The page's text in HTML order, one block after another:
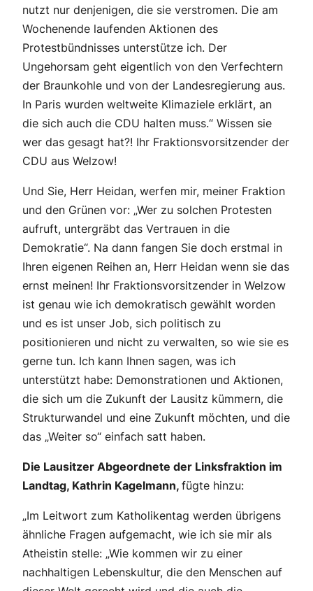
nutzt nur denjenigen, die sie verstromen. Die am
Wochenende laufenden Aktionen des
Protestbündnisses unterstütze ich. Der
Ungehorsam geht eigentlich von den Verfechtern
der Braunkohle und von der Landesregierung aus.
In Paris wurden weltweite Klimaziele erklärt, an
die sich auch die CDU halten muss.“ Wissen sie
wer das gesagt hat?! Ihr Fraktionsvorsitzender der
CDU aus Welzow!
Und Sie, Herr Heidan, werfen mir, meiner Fraktion
und den Grünen vor: „Wer zu solchen Protesten
aufruft, untergräbt das Vertrauen in die
Demokratie“. Na dann fangen Sie doch erstmal in
Ihren eigenen Reihen an, Herr Heidan wenn sie das
ernst meinen! Ihr Fraktionsvorsitzender in Welzow
ist genau wie ich demokratisch gewählt worden
und es ist unser Job, sich politisch zu
positionieren und nicht zu verwalten, so wie sie es
gerne tun. Ich kann Ihnen sagen, was ich
unterstützt habe: Demonstrationen und Aktionen,
die sich um die Zukunft der Lausitz kümmern, die
Strukturwandel und eine Zukunft möchten, und die
das „Weiter so“ einfach satt haben.
Die Lausitzer Abgeordnete der Linksfraktion im
Landtag, Kathrin Kagelmann, fügte hinzu:
„Im Leitwort zum Katholikentag werden übrigens
ähnliche Fragen aufgemacht, wie ich sie mir als
Atheistin stelle: „Wie kommen wir zu einer
nachhaltigen Lebenskultur, die den Menschen auf